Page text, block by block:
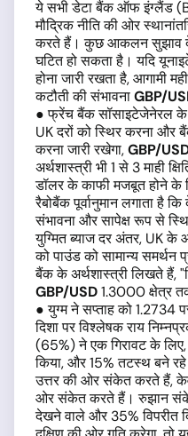
ये सभी डेटा बैंक ऑफ इंग्लैंड
मौद्रिक नीति की ओर
करते हैं। कुछ आकलन सुझाव
घटित हो सकता है। यदि
होना जारी रखता है, आगामी
कटौती की संभावनाGBP/
● फ्रेंच बैंक सॉसाइटेजेनेरल के
UKदरों को स्थिर करना और
करना जारी रखेगा,GBP/
अर्थशास्त्री भी 1 से 3 माही
डॉलर के काफी मजबूत होने के
रैबोबैंक पूर्वानुमान लगाता है
संभावना और सापेक्ष रूप से
युग्मित ब्याज दर अंतर, UK के
को पाउंड को सामान्य समर्थन
बैंक के अर्थशास्त्री लिखते हैं,
GBP/USD1.3000क्षेत्र
● युग्म ने सप्ताह को 1.2734
दिशा पर विश्लेषक राय
(65%) ने एक गिरावट के
किया, और 15% तटस्थ बने
उत्तर की ओर संकेत करते हैं,
ओर संकेत करते हैं। रुझान
देखने वाले और 35% विपरीत